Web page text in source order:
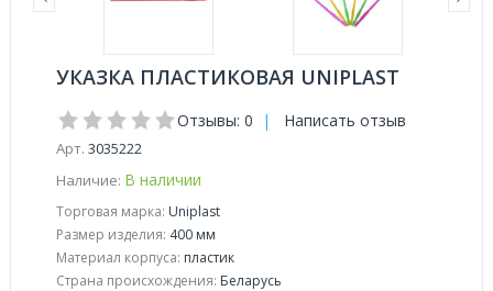
УКАЗКА ПЛАСТИКОВАЯ UNIPLAST
Отзывы: 0 | Написать отзыв
Арт. 3035222
Наличие: В наличии
Торговая марка: Uniplast
Размер изделия: 400 мм
Материал корпуса: пластик
Страна происхождения: Беларусь